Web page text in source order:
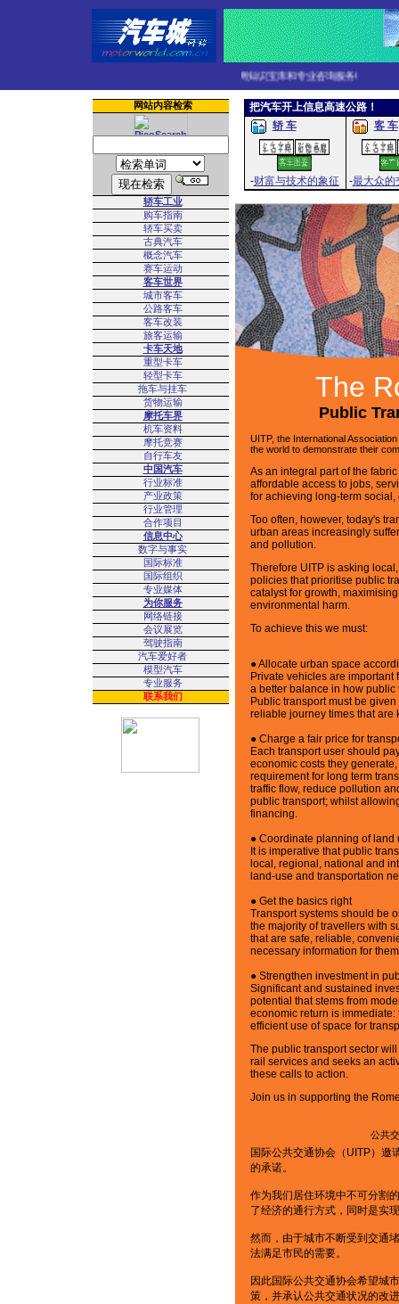
车、公共汽车与客车、商用卡车和摩托车的互联网知识宝库和专业咨询服务!
网站内容检索
轿车工业
购车指南
轿车买卖
古典汽车
概念汽车
赛车运动
客车世界
城市客车
公路客车
客车改装
旅客运输
卡车天地
重型卡车
轻型卡车
拖车与挂车
货物运输
摩托车界
机车资料
摩托竞赛
自行车友
中国汽车
行业标准
产业政策
行业管理
合作项目
信息中心
数字与事实
国际标准
国际组织
专业媒体
为你服务
网络链接
会议展览
驾驶指南
汽车爱好者
模型汽车
专业服务
联系我们
把汽车开上信息高速公路！
轿 车
客 车
-财富与技术的象征 -最大众的
The
Public
UITP, the International
the world to demonstrate their
As an integral part of the
affordable access to jobs,
for achieving long-term
Too often, however, today's
urban areas increasingly
and pollution.
Therefore UITP is asking
policies that prioritise public
catalyst for growth,
environmental harm.
To achieve this we must:
● Allocate urban space
Private vehicles are
a better balance in how
Public transport must be
reliable journey times that are
● Charge a fair price for
Each transport user should
economic costs they
requirement for long term
traffic flow, reduce pollution
public transport; whilst
financing.
● Coordinate planning of land
It is imperative that public
local, regional, national and
land-use and transportation
● Get the basics right
Transport systems should be
the majority of travellers with
that are safe, reliable,
necessary information for
● Strengthen investment in
Significant and sustained
potential that stems from
economic return is
efficient use of space for
The public transport sector
rail services and seeks an
these calls to action.
Join us in supporting the
公共
国际公共交通协会（UITP）邀
的承诺。
作为我们居住环境中不可分割
了经济的通行方式，同时是实
然而，由于城市不断受到交通
法满足市民的需要。
因此国际公共交通协会希望城
策，并承认公共交通状况的改